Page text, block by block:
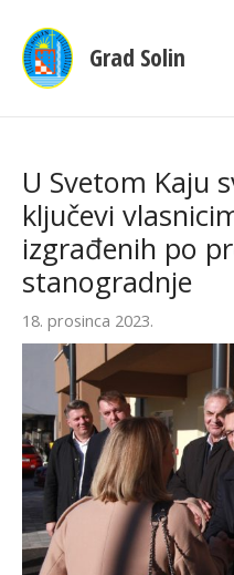
Grad Solin
U Svetom Kaju
ključevi
izgrađenih po
stanogradnje
18. prosinca 2023.